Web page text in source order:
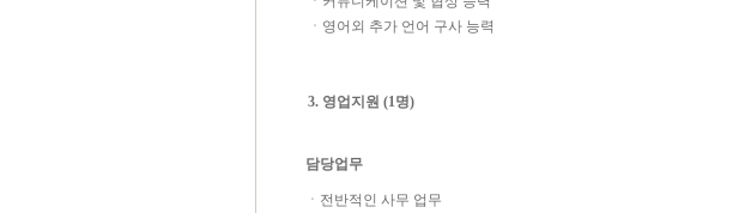
ㆍ영어외 추가 언어 구사 능력
3. 영업지원 (1명)
담당업무
ㆍ전반적인 사무 업무